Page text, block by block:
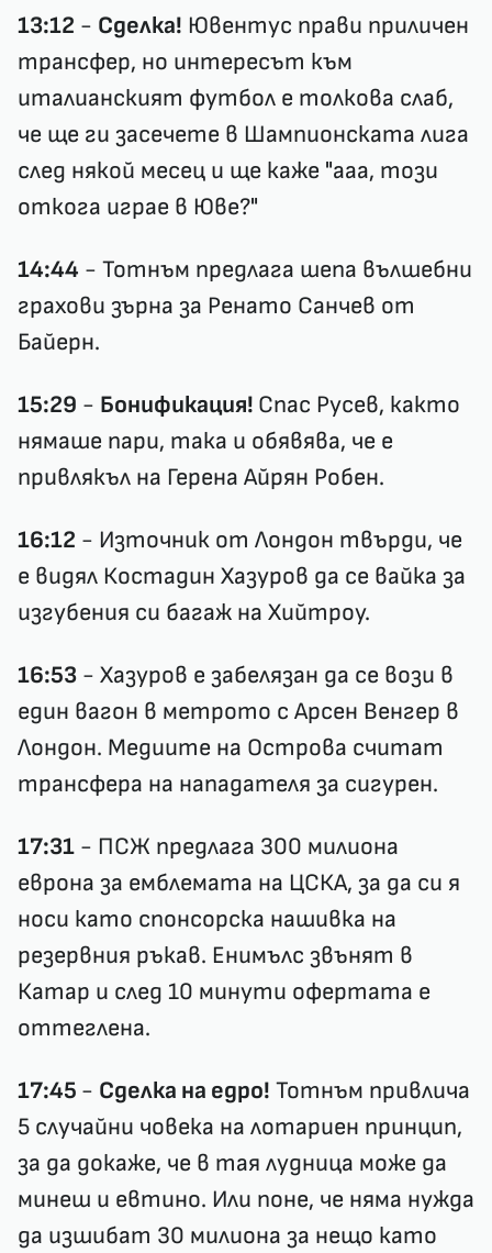
13:12 - Сделка! Ювентус прави приличен
трансфер, но интересът към
италианският футбол е толкова слаб,
че ще ги засечете в Шампионската лига
след някой месец и ще каже "ааа, този
откога играе в Юве?"
14:44 - Тотнъм предлага шепа вълшебни
грахови зърна за Ренато Санчев от
Байерн.
15:29 - Бонификация! Спас Русев, както
нямаше пари, така и обявява, че е
привлякъл на Герена Айрян Робен.
16:12 - Източник от Лондон твърди, че
е видял Костадин Хазуров да се вайка за
изгубения си багаж на Хийтроу.
16:53 - Хазуров е забелязан да се вози в
един вагон в метрото с Арсен Венгер в
Лондон. Медиите на Острова считат
трансфера на нападателя за сигурен.
17:31 - ПСЖ предлага 300 милиона
еврона за емблемата на ЦСКА, за да си я
носи като спонсорска нашивка на
резервния ръкав. Енимълс звънят в
Катар и след 10 минути офертата е
оттеглена.
17:45 - Сделка на едро! Тотнъм привлича
5 случайни човека на лотариен принцип,
за да докаже, че в тая лудница може да
минеш и евтино. Или поне, че няма нужда
да изшибат 30 милиона за нещо като